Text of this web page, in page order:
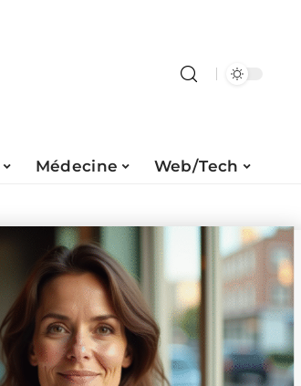
Médecine Web/Tech